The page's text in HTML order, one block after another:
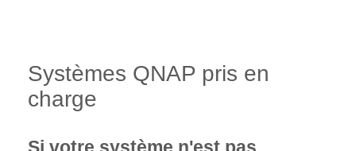
Systèmes QNAP pris en
charge
Si votre système n'est pas